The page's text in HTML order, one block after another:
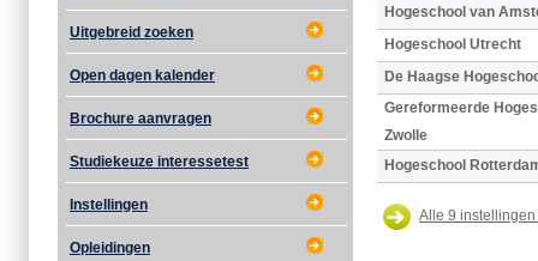
Uitgebreid zoeken
Open dagen kalender
Brochure aanvragen
Studiekeuze interessetest
Instellingen
Opleidingen
Hogeschool van
Hogeschool Utrecht
De Haagse
Gereformeerde
Zwolle
Hogeschool
Alle 9